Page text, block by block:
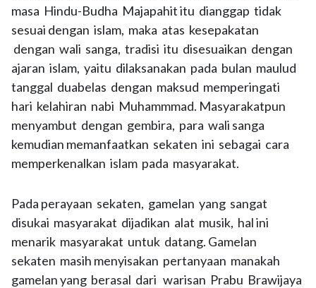
masa Hindu-Budha Majapahit itu dianggap tidak
sesuai dengan islam, maka atas kesepakatan
dengan wali sanga, tradisi itu disesuaikan dengan
ajaran islam, yaitu dilaksanakan pada bulan maulud
tanggal duabelas dengan maksud memperingati
hari kelahiran nabi Muhammmad. Masyarakatpun
menyambut dengan gembira, para wali sanga
kemudian memanfaatkan sekaten ini sebagai cara
memperkenalkan islam pada masyarakat.
Pada perayaan sekaten, gamelan yang sangat
disukai masyarakat dijadikan alat musik, hal ini
menarik masyarakat untuk datang. Gamelan
sekaten masih menyisakan pertanyaan manakah
gamelan yang berasal dari warisan Prabu Brawijaya